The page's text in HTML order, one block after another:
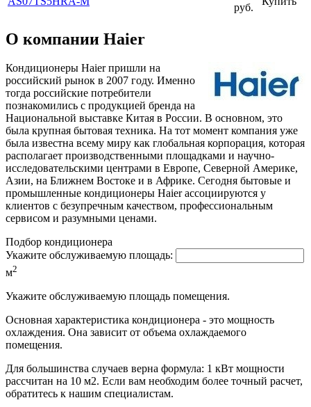
руб.
О компании Haier
Кондиционеры Haier пришли на
российский рынок в 2007 году. Именно
тогда российские потребители
познакомились с продукцией бренда на
Национальной выставке Китая в России. В основном, это
была крупная бытовая техника. На тот момент компания уже
была известна всему миру как глобальная корпорация, которая
располагает производственными площадками и научно-
исследовательскими центрами в Европе, Северной Америке,
Азии, на Ближнем Востоке и в Африке. Сегодня бытовые и
промышленные кондиционеры Haier ассоциируются у
клиентов с безупречным качеством, профессиональным
сервисом и разумными ценами.
Подбор кондиционера
Укажите обслуживаемую площадь:
м2
Укажите обслуживаемую площадь помещения.
Основная характеристика кондиционера - это мощность
охлаждения. Она зависит от объема охлаждаемого
помещения.
Для большинства случаев верна формула: 1 кВт мощности
рассчитан на 10 м2. Если вам необходим более точный расчет,
обратитесь к нашим специалистам.